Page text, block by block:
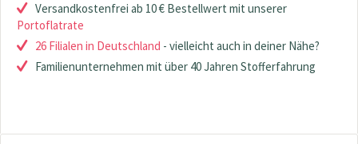
Versandkostenfrei ab 10 € Bestellwert mit unserer
Portoflatrate
26 Filialen in Deutschland - vielleicht auch in deiner Nähe?
Familienunternehmen mit über 40 Jahren Stofferfahrung